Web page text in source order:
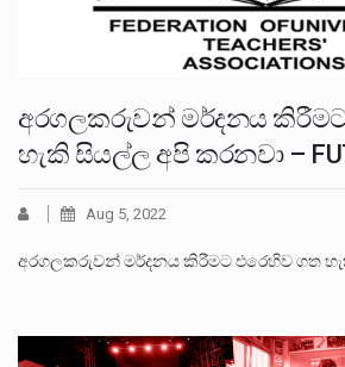
අරගලකරුවන් මර්දනය
හැකි සියල්ල අපි කරනවා –
Aug 5, 2022
අරගලකරුවන් මර්දනය කිරීමට එරෙහිව ගත